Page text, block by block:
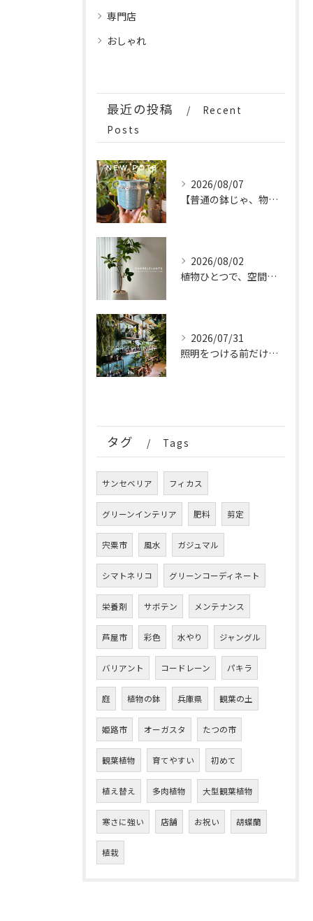
専門店
おしゃれ
最近の投稿
Recent
Posts
2026/08/07
【普通の鉢じゃ、物足りない。
2026/08/02
植物ひとつで、空間はもっと完成する。
2026/07/31
照明をつける前だけの、特別な時間。
タグ Tags
サンセベリア フィカス
グリーンインテリア 肥料 剪定
宍粟市 風水 ガジュマル
シマトネリコ グリーンコーディネート
栄養剤 サボテン メンテナンス
芦屋市 彩色 水やり ジャングル
バリアント コードレーン パキラ
庭 植物の鉢 兵庫県 観葉の土
姫路市 オーガスタ たつの市
観葉植物 育てやすい 初めて
植え替え 多肉植物 大型観葉植物
寒さに強い 店舗 お祝い 胡蝶蘭
植栽